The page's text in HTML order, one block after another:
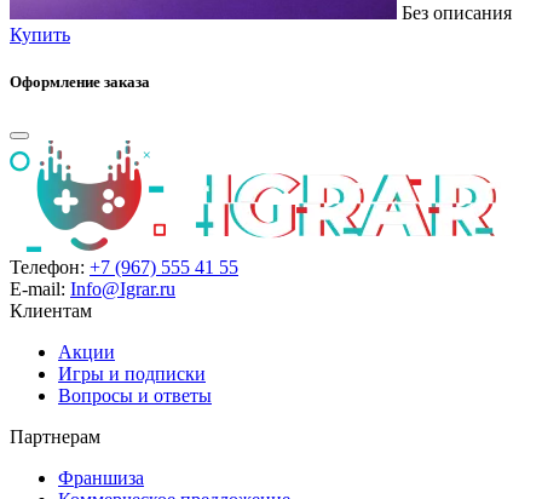
Без описания
Купить
Оформление заказа
Телефон: +7 (967) 555 41 55
E-mail: Info@Igrar.ru
Клиентам
Акции
Игры и подписки
Вопросы и ответы
Партнерам
Франшиза